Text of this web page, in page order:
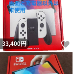
33,400円